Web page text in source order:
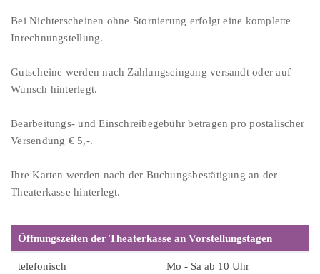
Bei Nichterscheinen ohne Stornierung erfolgt eine komplette
Inrechnungstellung.
Gutscheine werden nach Zahlungseingang versandt oder auf
Wunsch hinterlegt.
Bearbeitungs- und Einschreibegebühr betragen pro postalischer
Versendung € 5,-.
Ihre Karten werden nach der Buchungsbestätigung an der
Theaterkasse hinterlegt.
Öffnungszeiten der Theaterkasse an Vorstellungstagen
telefonisch Mo - Sa ab 10 Uhr